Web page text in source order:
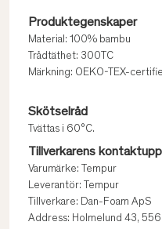
Produktegenskaper
Material: 100% bambu
Trådtäthet: 300TC
Märkning: OEKO-TEX-
Skötselråd
Tvättas i 60°C.
Tillverkarens
Varumärke: Tempur
Leverantör: Tempur
Tillverkare: Dan-Foam ApS
Address: Holmelund 43,